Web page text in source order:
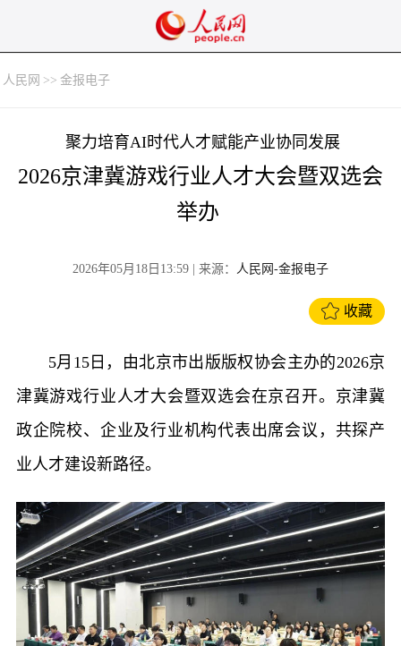
人民网 >> 金报电子
聚力培育AI时代人才赋能产业协同发展
2026京津冀游戏行业人才大会暨双选会
举办
2026年05月18日13:59 | 来源： 人民网-金报电子
收藏
5月15日，由北京市出版版权协会主办的2026京
津冀游戏行业人才大会暨双选会在京召开。京津冀
政企院校、企业及行业机构代表出席会议，共探产
业人才建设新路径。